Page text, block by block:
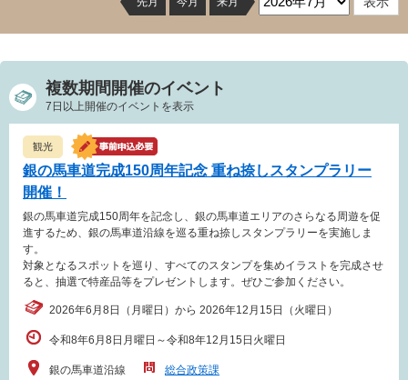
複数期間開催のイベント
7日以上開催のイベントを表示
観光
銀の馬車道完成150周年記念 重ね捺しスタンプラリー
開催！
銀の馬車道完成150周年を記念し、銀の馬車道エリアのさらなる周遊を促
進するため、銀の馬車道沿線を巡る重ね捺しスタンプラリーを実施しま
す。
対象となるスポットを巡り、すべてのスタンプを集めイラストを完成させ
ると、抽選で特産品等をプレゼントします。ぜひご参加ください。
2026年6月8日（月曜日）から 2026年12月15日（火曜日）
令和8年6月8日月曜日～令和8年12月15日火曜日
銀の馬車道沿線 総合政策課